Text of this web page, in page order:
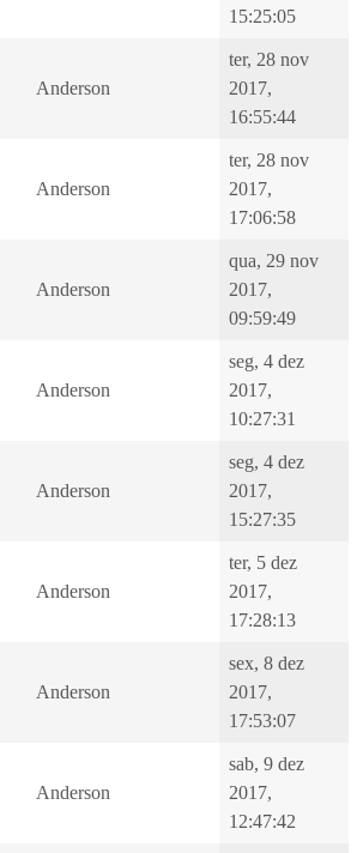
15:25:05
Anderson
ter, 28 nov
2017,
16:55:44
Anderson
ter, 28 nov
2017,
17:06:58
Anderson
qua, 29 nov
2017,
09:59:49
Anderson
seg, 4 dez
2017,
10:27:31
Anderson
seg, 4 dez
2017,
15:27:35
Anderson
ter, 5 dez
2017,
17:28:13
Anderson
sex, 8 dez
2017,
17:53:07
Anderson
sab, 9 dez
2017,
12:47:42